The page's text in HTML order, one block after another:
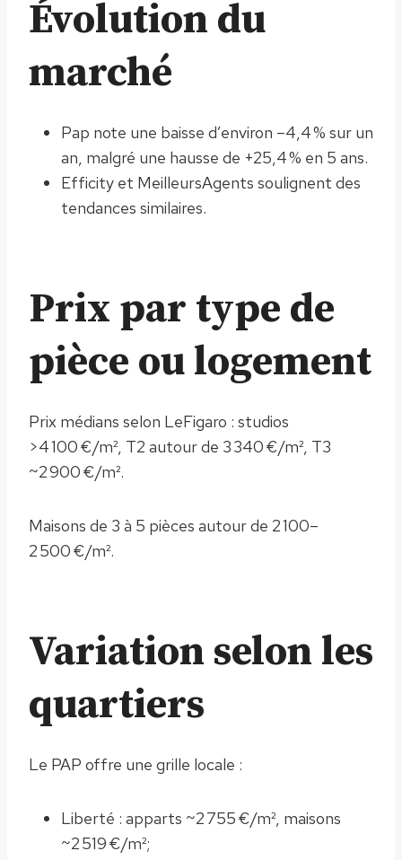
Évolution du
marché
Pap note une baisse d’environ –4,4 % sur un
an, malgré une hausse de +25,4 % en 5 ans.
Efficity et MeilleursAgents soulignent des
tendances similaires.
Prix par type de
pièce ou logement
Prix médians selon LeFigaro : studios
>4 100 €/m², T2 autour de 3 340 €/m², T3
~2 900 €/m².
Maisons de 3 à 5 pièces autour de 2 100–
2 500 €/m².
Variation selon les
quartiers
Le PAP offre une grille locale :
Liberté : apparts ~2 755 €/m², maisons
~2 519 €/m²;